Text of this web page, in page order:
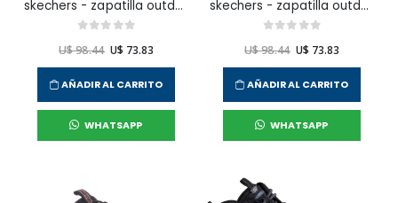
skechers - zapatilla outdoor glide-step at para hombre
U$ 98.44 U$ 73.83
AÑADIR AL CARRITO
WHATSAPP
skechers - zapatilla outdoor glide-step at para hombre
U$ 98.44 U$ 73.83
AÑADIR AL CARRITO
WHATSAPP